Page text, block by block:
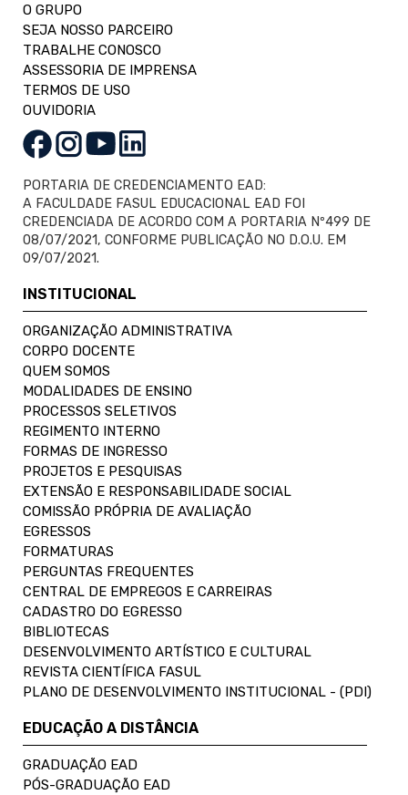
O GRUPO
SEJA NOSSO PARCEIRO
TRABALHE CONOSCO
ASSESSORIA DE IMPRENSA
TERMOS DE USO
OUVIDORIA
PORTARIA DE CREDENCIAMENTO EAD:
A FACULDADE FASUL EDUCACIONAL EAD FOI
CREDENCIADA DE ACORDO COM A PORTARIA Nº499 DE
08/07/2021, CONFORME PUBLICAÇÃO NO D.O.U. EM
09/07/2021.
INSTITUCIONAL
ORGANIZAÇÃO ADMINISTRATIVA
CORPO DOCENTE
QUEM SOMOS
MODALIDADES DE ENSINO
PROCESSOS SELETIVOS
REGIMENTO INTERNO
FORMAS DE INGRESSO
PROJETOS E PESQUISAS
EXTENSÃO E RESPONSABILIDADE SOCIAL
COMISSÃO PRÓPRIA DE AVALIAÇÃO
EGRESSOS
FORMATURAS
PERGUNTAS FREQUENTES
CENTRAL DE EMPREGOS E CARREIRAS
CADASTRO DO EGRESSO
BIBLIOTECAS
DESENVOLVIMENTO ARTÍSTICO E CULTURAL
REVISTA CIENTÍFICA FASUL
PLANO DE DESENVOLVIMENTO INSTITUCIONAL - (PDI)
EDUCAÇÃO A DISTÂNCIA
GRADUAÇÃO EAD
PÓS-GRADUAÇÃO EAD